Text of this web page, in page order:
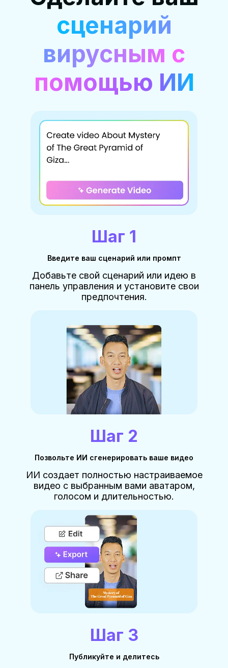
сценарий
вирусным с
помощью ИИ
Шаг 1
Введите ваш сценарий или промпт
Добавьте свой сценарий или идею в
панель управления и установите свои
предпочтения.
Шаг 2
Позвольте ИИ сгенерировать ваше видео
ИИ создает полностью настраиваемое
видео с выбранным вами аватаром,
голосом и длительностью.
Шаг 3
Публикуйте и делитесь